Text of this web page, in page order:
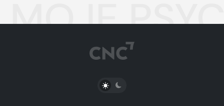
MOJE
PŘEPNOUT SVĚTLÝ/TMAVÝ REŽIM